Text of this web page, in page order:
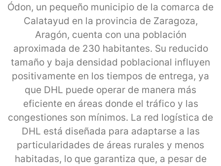
Ódon, un pequeño municipio de la comarca de
Calatayud en la provincia de Zaragoza,
Aragón, cuenta con una población
aproximada de 230 habitantes. Su reducido
tamaño y baja densidad poblacional influyen
positivamente en los tiempos de entrega, ya
que DHL puede operar de manera más
eficiente en áreas donde el tráfico y las
congestiones son mínimos. La red logística de
DHL está diseñada para adaptarse a las
particularidades de áreas rurales y menos
habitadas, lo que garantiza que, a pesar de